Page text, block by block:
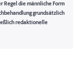
Regel die männliche Form
grundsätzlich
redaktionelle